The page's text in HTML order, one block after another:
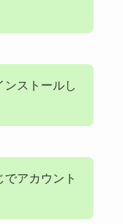
ンストールし
アカウント